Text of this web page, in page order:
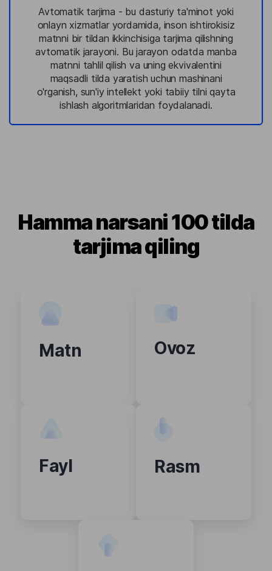
Avtomatik tarjima - bu dasturiy ta'minot yoki
onlayn xizmatlar yordamida, inson ishtirokisiz
matnni bir tildan ikkinchisiga tarjima qilishning
avtomatik jarayoni. Bu jarayon odatda manba
matnni tahlil qilish va uning ekvivalentini
maqsadli tilda yaratish uchun mashinani
o'rganish, sun'iy intellekt yoki tabiiy tilni qayta
ishlash algoritmlaridan foydalanadi.
Hamma narsani 100 tilda
tarjima qiling
Matn Ovoz
Fayl Rasm